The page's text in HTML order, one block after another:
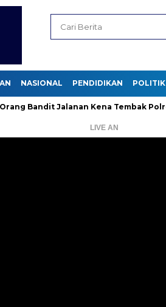
NASIONAL PENDIDIKAN POLITIK
Jalanan Kena Tembak Polrestabes
LIVE AN